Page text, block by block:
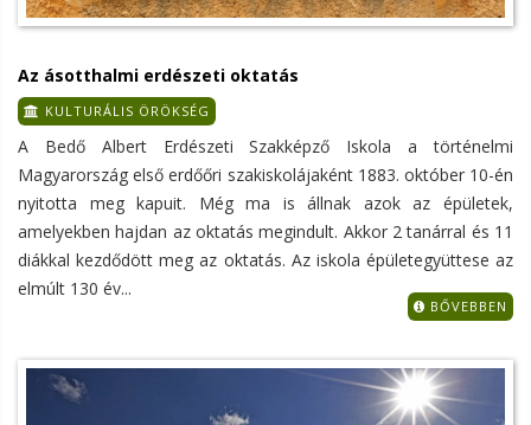
Az ásotthalmi erdészeti oktatás
KULTURÁLIS ÖRÖKSÉG
A Bedő Albert Erdészeti Szakképző Iskola a történelmi
Magyarország első erdőőri szakiskolájaként 1883. október 10-én
nyitotta meg kapuit. Még ma is állnak azok az épületek,
amelyekben hajdan az oktatás megindult. Akkor 2 tanárral és 11
diákkal kezdődött meg az oktatás. Az iskola épületegyüttese az
elmúlt 130 év...
BŐVEBBEN